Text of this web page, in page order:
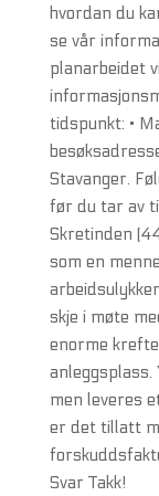
hvordan du
se vår
planarbeidet
tidspunkt: •
Stavanger.
før du tar av
Skretinden
som en
skje i møte
enorme
men leveres
er det tillatt
Svar Takk!